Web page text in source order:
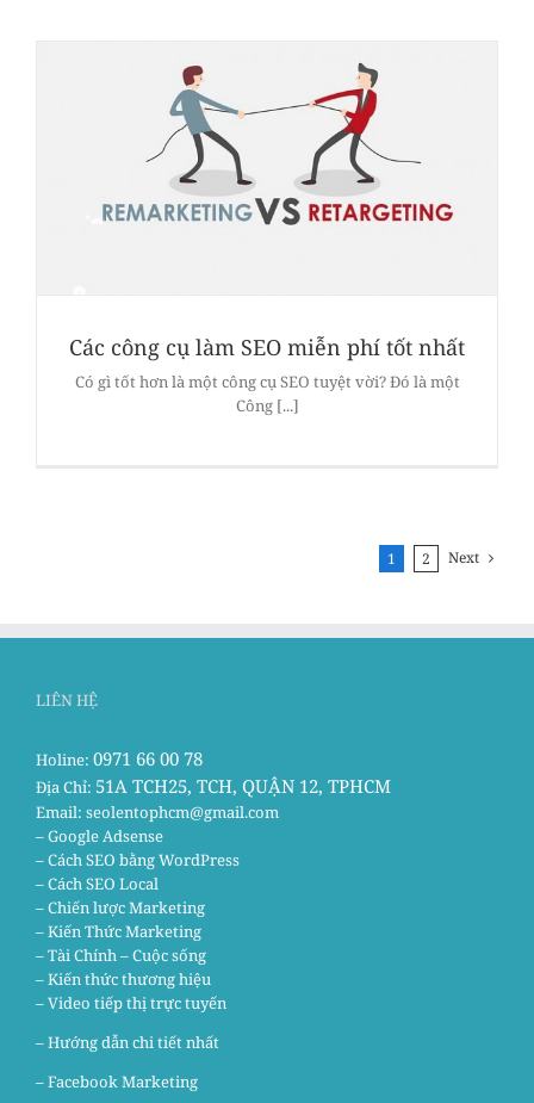
Các công cụ làm SEO miễn phí tốt nhất
Có gì tốt hơn là một công cụ SEO tuyệt vời? Đó là một
Công [...]
1 2 Next
LIÊN HỆ
Holine: 0971 66 00 78
Địa Chỉ: 51A TCH25, TCH, QUẬN 12, TPHCM
Email: seolentophcm@gmail.com
– Google Adsense
– Cách SEO bằng WordPress
– Cách SEO Local
– Chiến lược Marketing
– Kiến Thức Marketing
– Tài Chính – Cuộc sống
– Kiến thức thương hiệu
– Video tiếp thị trực tuyến
– Hướng dẫn chi tiết nhất
–Facebook Marketing